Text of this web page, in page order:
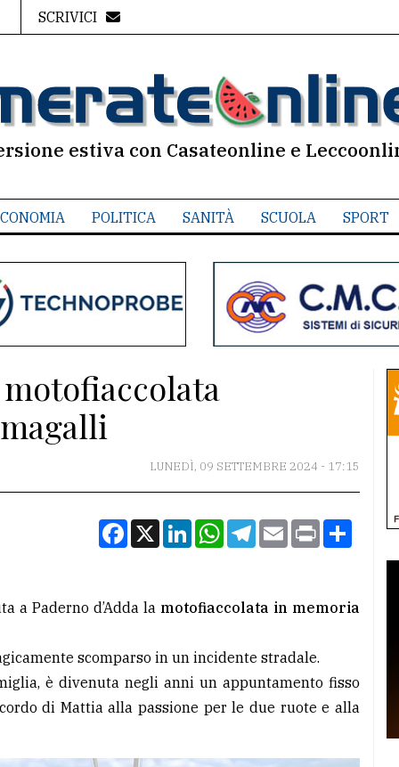
SCRIVICI
estiva con Casateonline e
POLITICA SANITÀ SCUOLA SPORT
LUNEDÌ, 09 SETTEMBRE 2024 - 17:15
Facebook
X LinkedInWhatsApp
Telegram
EmailPrint
a Paderno d’Adda la motofiaccolata in memoria
scomparso in un incidente stradale.
è divenuta negli anni un appuntamento fisso
di Mattia alla passione per le due ruote e alla